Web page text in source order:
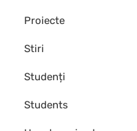
Proiecte
Stiri
Studenți
Students